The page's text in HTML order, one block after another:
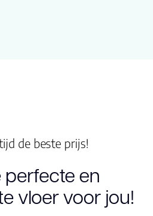
Dessin
de beste prijs!
en
vloer voor jou!